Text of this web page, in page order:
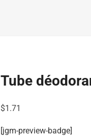
Tube
$1.71
[jgm-preview-badge]